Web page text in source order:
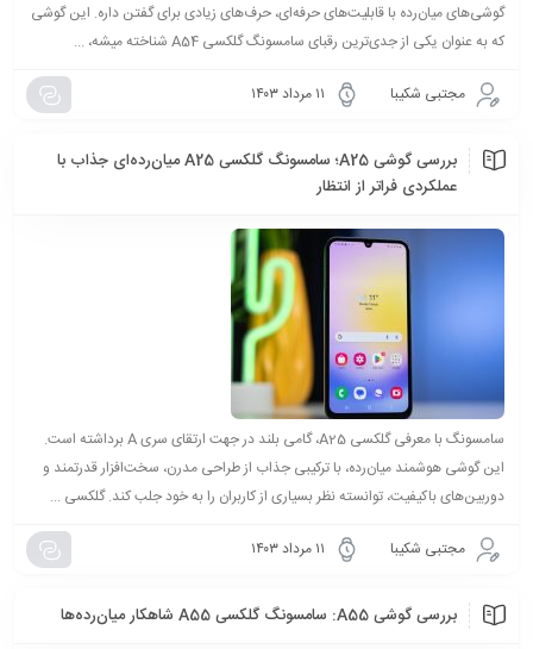
گوشی‌های میان‌رده با قابلیت‌های حرفه‌ای، حرف‌های زیادی برای گفتن داره. این گوشی
که به عنوان یکی از جدی‌ترین رقبای سامسونگ گلکسی A54 شناخته میشه، ...
مجتبی شکیبا ۱۱ مرداد ۱۴۰۳
بررسی گوشی A25؛ سامسونگ گلکسی A25 میان‌رده‌ای جذاب با
عملکردی فراتر از انتظار
سامسونگ با معرفی گلکسی A25، گامی بلند در جهت ارتقای سری A برداشته است.
این گوشی هوشمند میان‌رده، با ترکیبی جذاب از طراحی مدرن، سخت‌افزار قدرتمند و
دوربین‌های باکیفیت، توانسته نظر بسیاری از کاربران را به خود جلب کند. گلکسی ...
مجتبی شکیبا ۱۱ مرداد ۱۴۰۳
بررسی گوشی A55: سامسونگ گلکسی A55 شاهکار میان‌رده‌ها